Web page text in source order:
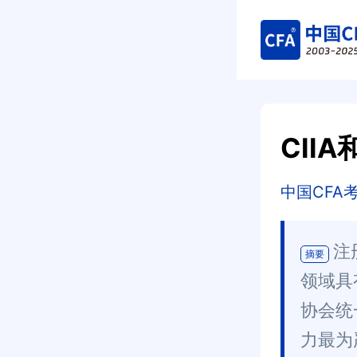
CIIA
中国CFA
摘要
注
领域
协会
力最